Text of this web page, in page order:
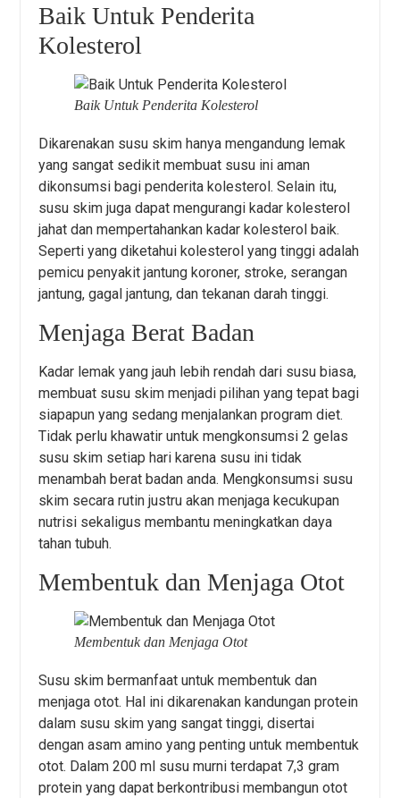
Baik Untuk Penderita
Kolesterol
Baik Untuk Penderita Kolesterol
Dikarenakan susu skim hanya mengandung lemak
yang sangat sedikit membuat susu ini aman
dikonsumsi bagi penderita kolesterol. Selain itu,
susu skim juga dapat mengurangi kadar kolesterol
jahat dan mempertahankan kadar kolesterol baik.
Seperti yang diketahui kolesterol yang tinggi adalah
pemicu penyakit jantung koroner, stroke, serangan
jantung, gagal jantung, dan tekanan darah tinggi.
Menjaga Berat Badan
Kadar lemak yang jauh lebih rendah dari susu biasa,
membuat susu skim menjadi pilihan yang tepat bagi
siapapun yang sedang menjalankan program diet.
Tidak perlu khawatir untuk mengkonsumsi 2 gelas
susu skim setiap hari karena susu ini tidak
menambah berat badan anda. Mengkonsumsi susu
skim secara rutin justru akan menjaga kecukupan
nutrisi sekaligus membantu meningkatkan daya
tahan tubuh.
Membentuk dan Menjaga Otot
Membentuk dan Menjaga Otot
Susu skim bermanfaat untuk membentuk dan
menjaga otot. Hal ini dikarenakan kandungan protein
dalam susu skim yang sangat tinggi, disertai
dengan asam amino yang penting untuk membentuk
otot. Dalam 200 ml susu murni terdapat 7,3 gram
protein yang dapat berkontribusi membangun otot